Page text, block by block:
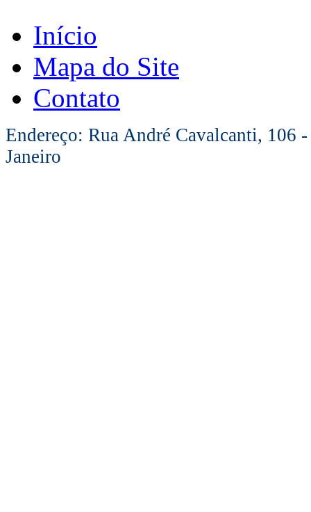
Início
Mapa do Site
Contato
Endereço: Rua André Cavalcanti, 106
Janeiro